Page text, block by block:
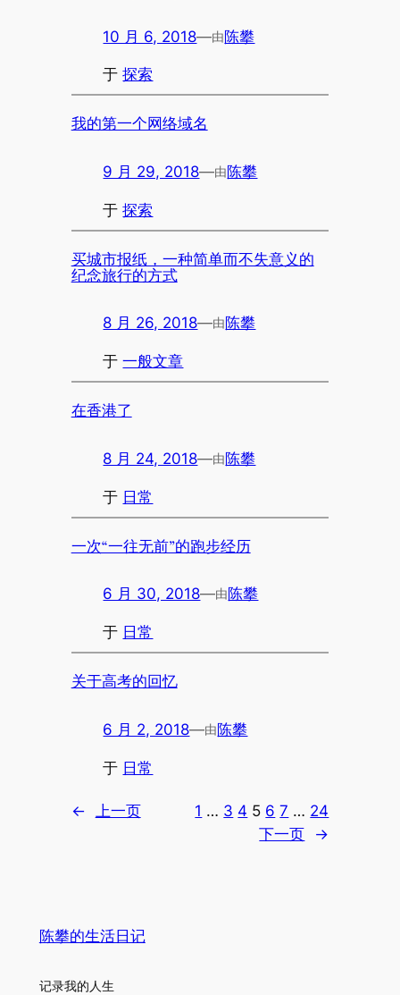
10 月 6, 2018—由陈攀
于探索
我的第一个网络域名
9 月 29, 2018—由陈攀
于探索
买城市报纸，一种简单而不失意义的
纪念旅行的方式
8 月 26, 2018—由陈攀
于一般文章
在香港了
8 月 24, 2018—由陈攀
于 日常
一次“一往无前”的跑步经历
6 月 30, 2018—由陈攀
于 日常
关于高考的回忆
6 月 2, 2018—由陈攀
于 日常
← 上一页 1 … 3 4 5 6 7 … 24
下一页
→
陈攀的生活日记
记录我的人生